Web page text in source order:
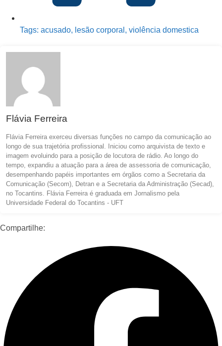
Tags: acusado, lesão corporal , violência domestica
Flávia Ferreira
Flávia Ferreira exerceu diversas funções no campo da comunicação ao
longo de sua trajetória profissional. Iniciou como arquivista de texto e
imagem evoluindo para a posição de locutora de rádio. Ao longo do
tempo, expandiu a atuação para a área de assessoria de comunicação,
desempenhando papéis importantes em órgãos como a Secretaria da
Comunicação (Secom), Detran e a Secretaria da Administração (Secad),
no Tocantins. Flávia Ferreira é graduada em Jornalismo pela
Universidade Federal do Tocantins - UFT
Compartilhe: